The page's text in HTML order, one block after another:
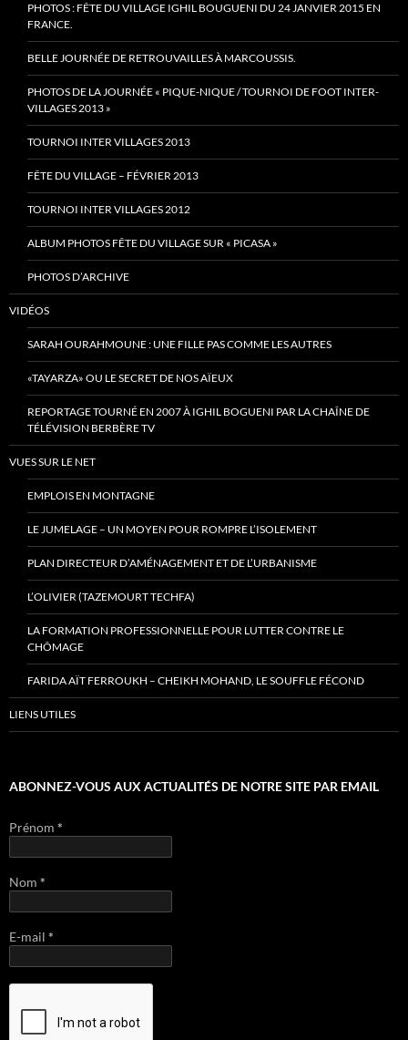
PHOTOS : FÊTE DU VILLAGE IGHIL BOUGUENI DU 24 JANVIER 2015 EN
FRANCE.
BELLE JOURNÉE DE RETROUVAILLES À MARCOUSSIS.
PHOTOS DE LA JOURNÉE « PIQUE-NIQUE / TOURNOI DE FOOT INTER-
VILLAGES 2013 »
TOURNOI INTER VILLAGES 2013
FÊTE DU VILLAGE – FÉVRIER 2013
TOURNOI INTER VILLAGES 2012
ALBUM PHOTOS FÊTE DU VILLAGE SUR « PICASA »
PHOTOS D’ARCHIVE
VIDÉOS
SARAH OURAHMOUNE : UNE FILLE PAS COMME LES AUTRES
«TAYARZA» OU LE SECRET DE NOS AÏEUX
REPORTAGE TOURNÉ EN 2007 À IGHIL BOGUENI PAR LA CHAÎNE DE
TÉLÉVISION BERBÈRE TV
VUES SUR LE NET
EMPLOIS EN MONTAGNE
LE JUMELAGE – UN MOYEN POUR ROMPRE L’ISOLEMENT
PLAN DIRECTEUR D’AMÉNAGEMENT ET DE L’URBANISME
L’OLIVIER (TAZEMOURT TECHFA)
LA FORMATION PROFESSIONNELLE POUR LUTTER CONTRE LE
CHÔMAGE
FARIDA AÏT FERROUKH – CHEIKH MOHAND, LE SOUFFLE FÉCOND
LIENS UTILES
ABONNEZ-VOUS AUX ACTUALITÉS DE NOTRE SITE PAR EMAIL
Prénom *
Nom *
E-mail *